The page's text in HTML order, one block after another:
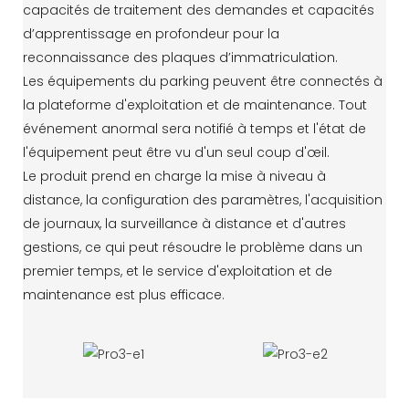
capacités de traitement des demandes et capacités
d’apprentissage en profondeur pour la
reconnaissance des plaques d’immatriculation.
Les équipements du parking peuvent être connectés à
la plateforme d'exploitation et de maintenance. Tout
événement anormal sera notifié à temps et l'état de
l'équipement peut être vu d'un seul coup d'œil.
Le produit prend en charge la mise à niveau à
distance, la configuration des paramètres, l'acquisition
de journaux, la surveillance à distance et d'autres
gestions, ce qui peut résoudre le problème dans un
premier temps, et le service d'exploitation et de
maintenance est plus efficace.